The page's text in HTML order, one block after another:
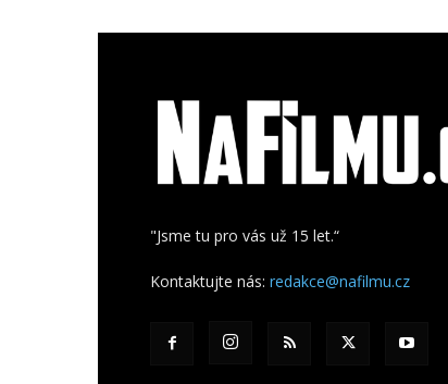
"Jsme tu pro vás už 15 let.“
Kontaktujte nás: redakce@nafilmu.cz